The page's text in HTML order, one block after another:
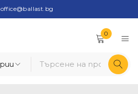
office@ballast.bg
0